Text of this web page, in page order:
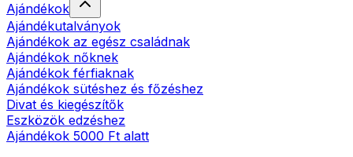
Ajándékok
Ajándékutalványok
Ajándékok az egész családnak
Ajándékok nőknek
Ajándékok férfiaknak
Ajándékok sütéshez és főzéshez
Divat és kiegészítők
Eszközök edzéshez
Ajándékok 5000 Ft alatt